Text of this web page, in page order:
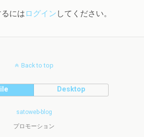
には ログイン してください。
Back to top
Desktop
satoweb-blog
プロモーション